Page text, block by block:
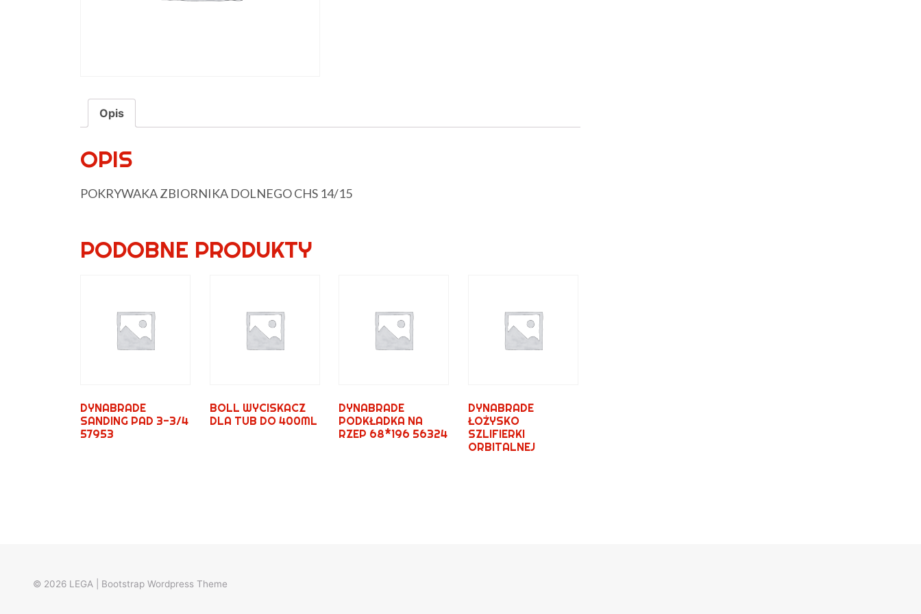
Opis
OPIS
POKRYWAKA ZBIORNIKA DOLNEGO CHS 14/15
PODOBNE PRODUKTY
DYNABRADE
SANDING PAD 3-3/4
57953
BOLL WYCISKACZ
DLA TUB DO 400ML
DYNABRADE
PODKŁADKA NA
RZEP 68*196 56324
DYNABRADE
ŁOŻYSKO
SZLIFIERKI
ORBITALNEJ
© 2026 LEGA Bootstrap Wordpress Theme